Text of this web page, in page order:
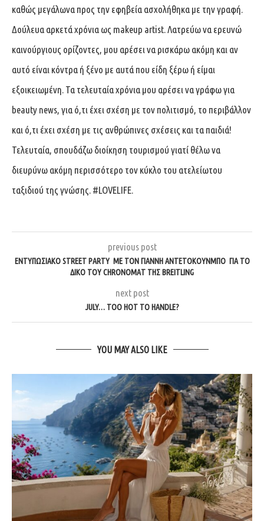
καθώς μεγάλωνα προς την εφηβεία ασχολήθηκα με την γραφή.
Δούλευα αρκετά χρόνια ως makeup artist. Λατρεύω να ερευνώ
καινούργιους ορίζοντες, μου αρέσει να ρισκάρω ακόμη και αν
αυτό είναι κόντρα ή ξένο με αυτά που είδη ξέρω ή είμαι
εξοικειωμένη. Τα τελευταία χρόνια μου αρέσει να γράφω για
beauty news, για ό,τι έχει σχέση με τον πολιτισμό, το περιβάλλον
και ό,τι έχει σχέση με τις ανθρώπινες σχέσεις και τα παιδιά!
Τελευταία, σπουδάζω διοίκηση τουρισμού γιατί θέλω να
διευρύνω ακόμη περισσότερο τον κύκλο του ατελείωτου
ταξιδιού της γνώσης. #LOVELIFE.
previous post
ΕΝΤΥΠΩΣΙΑΚΟ STREET PARTY ΜΕ ΤΟΝ ΓΙΑΝΝΗ ΑΝΤΕΤΟΚΟΥΝΜΠΟ ΓΙΑ ΤΟ
ΔΙΚΟ ΤΟΥ CHRONOMAT ΤΗΣ BREITLING
next post
JULY… TOO HOT TO HANDLE?
YOU MAY ALSO LIKE